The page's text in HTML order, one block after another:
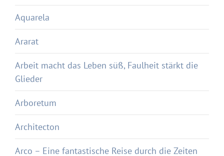
Aquarela
Ararat
Arbeit macht das Leben süß, Faulheit stärkt die
Glieder
Arboretum
Architecton
Arco – Eine fantastische Reise durch die Zeiten